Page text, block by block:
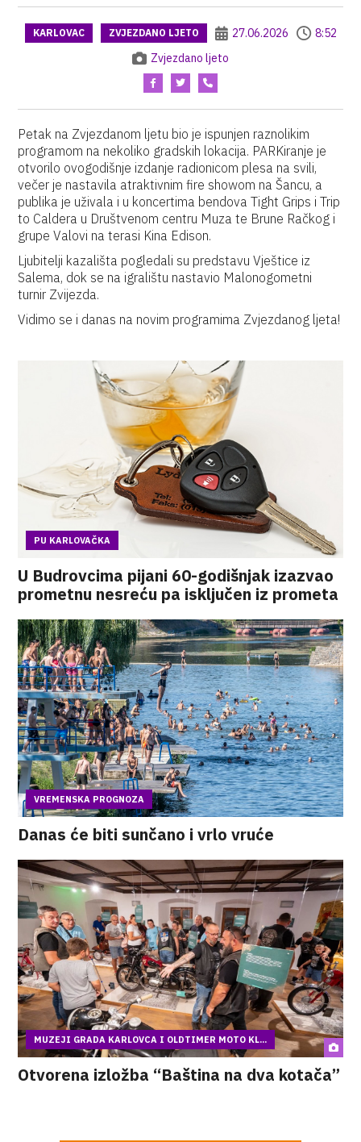
KARLOVAC ZVJEZDANO LJETO 27.06.2026
8:52
Zvjezdano ljeto
Petak na Zvjezdanom ljetu bio je ispunjen raznolikim
programom na nekoliko gradskih lokacija. PARKiranje je
otvorilo ovogodišnje izdanje radionicom plesa na svili,
večer je nastavila atraktivnim fire showom na Šancu, a
publika je uživala i u koncertima bendova Tight Grips i Trip
to Caldera u Društvenom centru Muza te Brune Račkog i
grupe Valovi na terasi Kina Edison.
Ljubitelji kazališta pogledali su predstavu Vještice iz
Salema, dok se na igralištu nastavio Malonogometni
turnir Zvijezda.
Vidimo se i danas na novim programima Zvjezdanog ljeta!
PU KARLOVAČKA
U Budrovcima pijani 60-godišnjak izazvao
prometnu nesreću pa isključen iz prometa
VREMENSKA PROGNOZA
Danas će biti sunčano i vrlo vruće
MUZEJI GRADA KARLOVCA I OLDTIMER MOTO KL...
Otvorena izložba “Baština na dva kotača”